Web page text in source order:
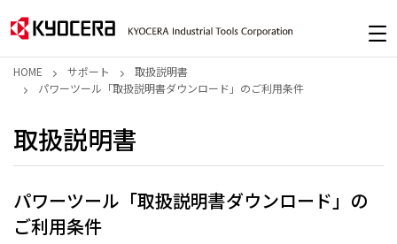
HOME サポート
取扱説明書
パワーツール「取扱説明書ダウンロード」のご利用条件
取扱説明書
パワーツール「取扱説明書ダウンロード」の
ご利用条件